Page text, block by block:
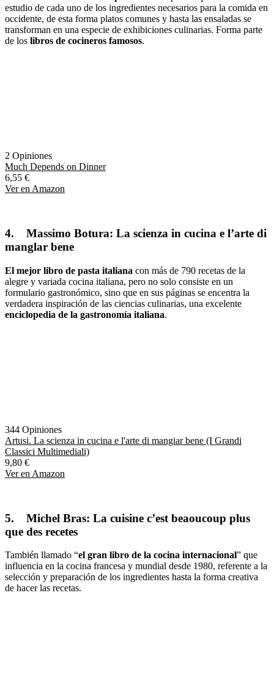
estudio de cada uno de los ingredientes necesarios para la comida en
occidente, de esta forma platos comunes y hasta las ensaladas se
transforman en una especie de exhibiciones culinarias. Forma parte
de los libros de cocineros famosos.
2 Opiniones
Much Depends on Dinner
6,55 €
Ver en Amazon
4. Massimo Botura: La scienza in cucina e l’arte di
manglar bene
El mejor libro de pasta italiana con más de 790 recetas de la
alegre y variada cocina italiana, pero no solo consiste en un
formulario gastronómico, sino que en sus páginas se encentra la
verdadera inspiración de las ciencias culinarias, una excelente
enciclopedia de la gastronomía italiana.
344 Opiniones
Artusi. La scienza in cucina e l'arte di mangiar bene (I Grandi
Classici Multimediali)
9,80 €
Ver en Amazon
5. Michel Bras: La cuisine c’est beaoucoup plus
que des recetes
También llamado “el gran libro de la cocina internacional” que
influencia en la cocina francesa y mundial desde 1980, referente a la
selección y preparación de los ingredientes hasta la forma creativa
de hacer las recetas.